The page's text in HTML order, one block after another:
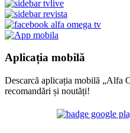
Aplicația mobilă
Descarcă aplicația mobilă „Alfa
recomandări și noutăți!